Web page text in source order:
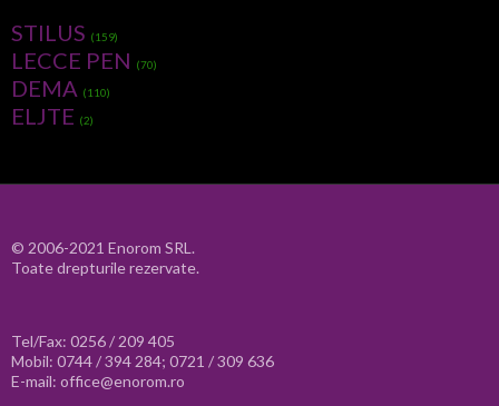
STILUS (159)
LECCE PEN (70)
DEMA (110)
ELJTE (2)
© 2006-2021 Enorom SRL.
Toate drepturile rezervate.
Tel/Fax: 0256 / 209 405
Mobil: 0744 / 394 284; 0721 / 309 636
E-mail: office@enorom.ro